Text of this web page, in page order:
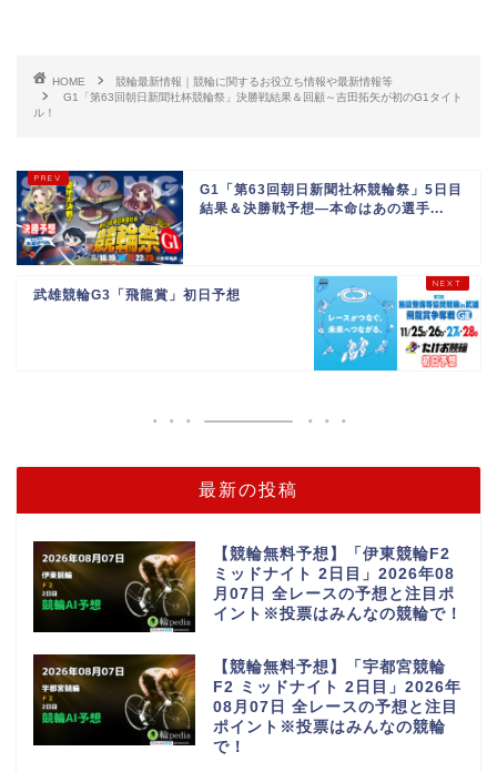
HOME
競輪最新情報｜競輪に関するお役立ち情報や最新情報等
G1「第63回朝日新聞社杯競輪祭」決勝戦結果＆回顧～吉田拓矢が初のG1タイト
ル！
G1「第63回朝日新聞社杯競輪祭」5日目
結果＆決勝戦予想—本命はあの選手...
武雄競輪G3「飛龍賞」初日予想
最新の投稿
【競輪無料予想】「伊東競輪F2
ミッドナイト 2日目」2026年08
月07日 全レースの予想と注目ポ
イント※投票はみんなの競輪で！
【競輪無料予想】「宇都宮競輪
F2 ミッドナイト 2日目」2026年
08月07日 全レースの予想と注目
ポイント※投票はみんなの競輪
で！